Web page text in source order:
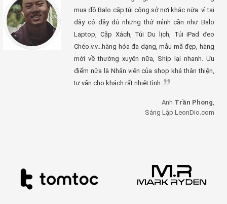
mua đồ Balo cặp túi công sở nơi khác nữa. vì tại
đây có đầy đủ những thứ mình cần như Balo
Laptop, Cặp Xách, Túi Du lịch, Túi iPad đeo
Chéo.v.v...hàng hóa đa dạng, mẫu mã đẹp, hàng
mới về thường xuyên nữa, Ship lại nhanh. Ưu
điểm nữa là Nhân viên của shop khá thân thiện,
tư vấn cho khách rất nhiệt tình.
Anh Trần Phong,
Sáng Lập LeonDio.com